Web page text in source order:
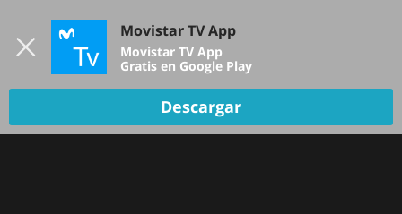
TV EN VIVO
Movistar TV App
Movistar TV App
Gratis en Google Play
Descargar